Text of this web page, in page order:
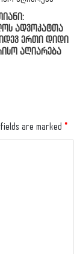
ადვოკატთა
ერთი დიდი
აღიარება
are marked *